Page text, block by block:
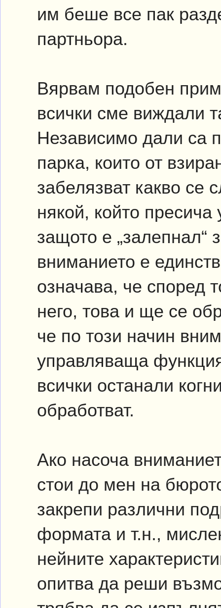
им беше все пак
партньора.
Вярвам подобен
всички сме виждали
Независимо дали са
парка, които от
забелязват какво се
някой, който пресича
защото е „залепнал“
вниманието е
означава, че според
него, това и ще се
че по този начин
управляваща
всички останали
обработват.
Ако насоча
стои до мен на
закрепи различни
формата и т.н.,
нейните
опитва да реши